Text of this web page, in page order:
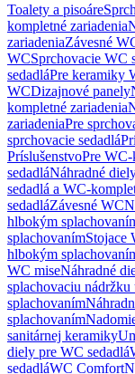
Toalety a pisoáre
kompletné zariadenia
zariadeniaZávesné
WCSprchovacie WC
sedadláPre keramiky
WCDizajnové panely
kompletné zariadenia
zariadeniaPre
sprchovacie sedadlá
PríslušenstvoPre WC-
sedadláNáhradné
sedadlá a WC-
sedadláZávesné WC
hlbokým
splachovanímStojace
hlbokým
WC miseNáhradné
splachovaciu
splachovaním
splachovaním
sanitárnej keramiky
diely pre WC sedadlá
sedadláWC Comfort